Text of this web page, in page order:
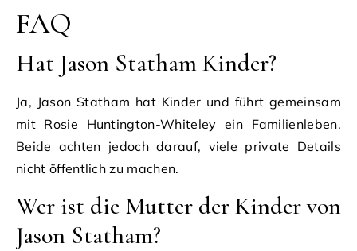
FAQ
Hat Jason Statham Kinder?
Ja, Jason Statham hat Kinder und führt gemeinsam
mit Rosie Huntington-Whiteley ein Familienleben.
Beide achten jedoch darauf, viele private Details
nicht öffentlich zu machen.
Wer ist die Mutter der Kinder von
Jason Statham?